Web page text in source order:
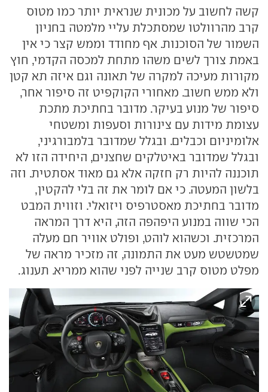
קשה לחשוב על מכונית שנראית יותר כמו מטוס
קרב מהרוולטו שמסתכלת עליי מלמטה בחניון
השמור של הסוכנות. אף מחודד וממש קצר כי אין
באמת צורך לשים משהו מתחת למכסה הקדמי, חוץ
מקורות מעיכה למקרה של תאונה וגם איזה תא קטן
ולא ממש חשוב. מאחורי הקוקפיט זה סיפור אחר,
סיפור של מנוע בעיקר. מדובר בחתיכת מתכת
עצומת מידות עם צינורות וסעפות ומשטחי
אלומיניום וכבלים. ובגלל שמדובר בלמבורגיני,
ובגלל שמדובר באיטלקים שחצנים, היחידה הזו לא
תוכננה להיות רק חזקה אלא גם מאוד אסתטית. וזה
בלשון המעטה. כי אם לומר את זה בלי להקטין,
מדובר בחתיכת מאסטרפיס ויזואלי. וזווית המבט
הכי שווה במנוע היפהפה הזה, היא דרך המראה
המרכזית. וכשהוא לוהט, ופולט אוויר חם מעלה
שמטשטש מעט את התמונה, זה מזכיר מראה של
מפלט מטוס קרב שנייה לפני שהוא ממריא. תענוג.